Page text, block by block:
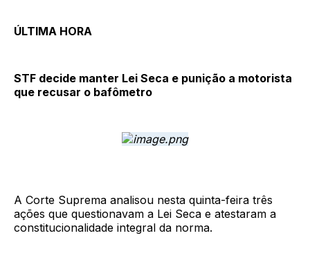
ÚLTIMA HORA
STF decide manter Lei Seca e punição a motorista
que recusar o bafômetro
A Corte Suprema analisou nesta quinta-feira três
ações que questionavam a Lei Seca e atestaram a
constitucionalidade integral da norma.